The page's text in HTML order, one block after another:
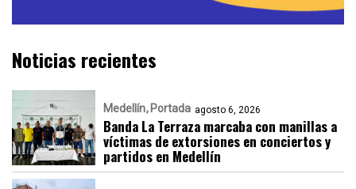
Noticias recientes
Medellín Portada agosto 6, 2026
Banda La Terraza marcaba con manillas a
víctimas de extorsiones en conciertos y
partidos en Medellín